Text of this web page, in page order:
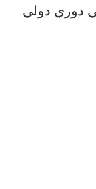
دوري دولي